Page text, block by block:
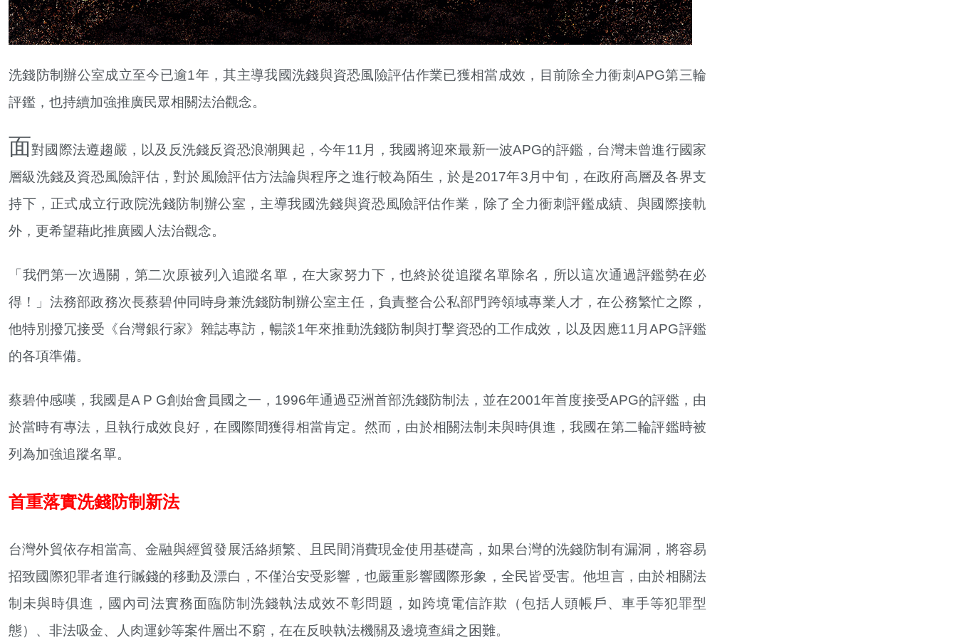
洗錢防制辦公室成立至今已逾1年，其主導我國洗錢與資恐風險評估作業已獲相當成效，目前除全力衝刺APG第三輪
評鑑，也持續加強推廣民眾相關法治觀念。
面對國際法遵趨嚴，以及反洗錢反資恐浪潮興起，今年11月，我國將迎來最新一波APG的評鑑，台灣未曾進行國家
層級洗錢及資恐風險評估，對於風險評估方法論與程序之進行較為陌生，於是2017年3月中旬，在政府高層及各界支
持下，正式成立行政院洗錢防制辦公室，主導我國洗錢與資恐風險評估作業，除了全力衝刺評鑑成績、與國際接軌
外，更希望藉此推廣國人法治觀念。
「我們第一次過關，第二次原被列入追蹤名單，在大家努力下，也終於從追蹤名單除名，所以這次通過評鑑勢在必
得！」法務部政務次長蔡碧仲同時身兼洗錢防制辦公室主任，負責整合公私部門跨領域專業人才，在公務繁忙之際，
他特別撥冗接受《台灣銀行家》雜誌專訪，暢談1年來推動洗錢防制與打擊資恐的工作成效，以及因應11月APG評鑑
的各項準備。
蔡碧仲感嘆，我國是A P G創始會員國之一，1996年通過亞洲首部洗錢防制法，並在2001年首度接受APG的評鑑，由
於當時有專法，且執行成效良好，在國際間獲得相當肯定。然而，由於相關法制未與時俱進，我國在第二輪評鑑時被
列為加強追蹤名單。
首重落實洗錢防制新法
台灣外貿依存相當高、金融與經貿發展活絡頻繁、且民間消費現金使用基礎高，如果台灣的洗錢防制有漏洞，將容易
招致國際犯罪者進行贓錢的移動及漂白，不僅治安受影響，也嚴重影響國際形象，全民皆受害。他坦言，由於相關法
制未與時俱進，國內司法實務面臨防制洗錢執法成效不彰問題，如跨境電信詐欺（包括人頭帳戶、車手等犯罪型
態）、非法吸金、人肉運鈔等案件層出不窮，在在反映執法機關及邊境查緝之困難。